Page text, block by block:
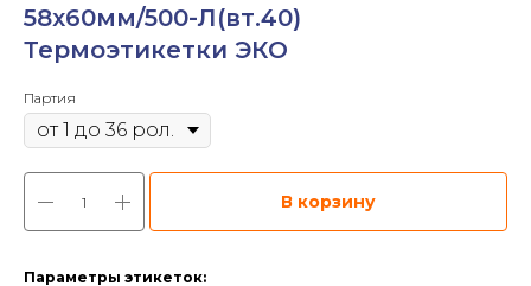
58х60мм/500-Л(вт.40)
Термоэтикетки ЭКО
Партия
В корзину
Параметры этикеток: